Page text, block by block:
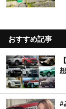
おすすめ記事
#